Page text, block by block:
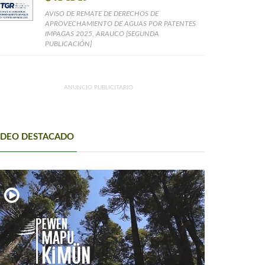
AVISO DE REMATE DE DERECHOS DE
APROVECHAMIENTO DE AGUAS POR PATENTES
IMPAGAS 2025, ARAUCO [SEGUNDA
PUBLICACIÓN]
ANUNCIO PUBLICITARIO
DESTACADO